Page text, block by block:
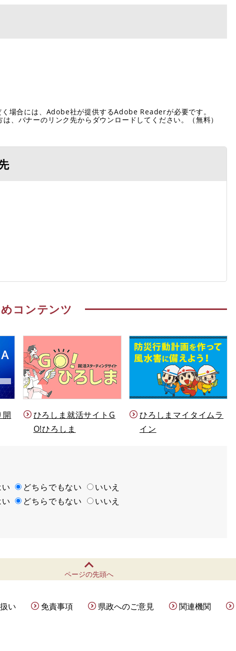
場合には、Adobe社が提供するAdobe Readerが必要です。
、バナーのリンク先からダウンロードしてください。（無料）
コンテンツ
開
ひろしま就活サイトG
O!ひろしま
ひろしまマイタイムラ
イン
どちらでもない
いいえ
どちらでもない いいえ
ページの先頭へ
い 免責事項 県政へのご意見 関連機関